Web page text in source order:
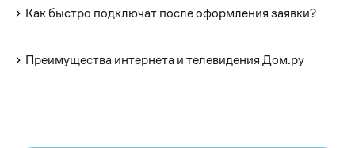
Как быстро подключат после оформления заявки?
Преимущества интернета и телевидения Дом.ру